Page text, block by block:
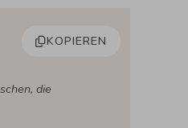
KOPIEREN
die